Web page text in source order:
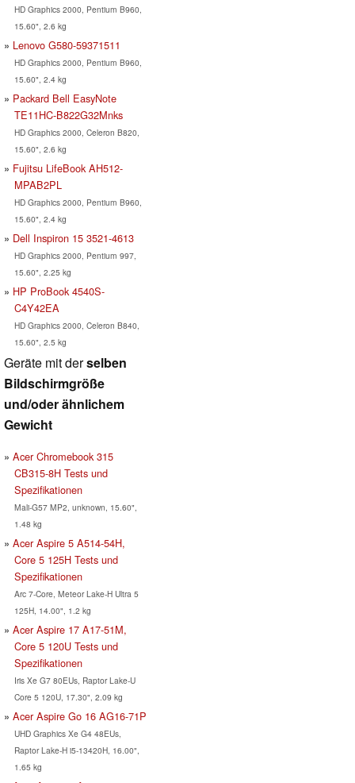
HD Graphics 2000, Pentium B960,
15.60", 2.6 kg
Lenovo G580-59371511
HD Graphics 2000, Pentium B960,
15.60", 2.4 kg
Packard Bell EasyNote
TE11HC-B822G32Mnks
HD Graphics 2000, Celeron B820,
15.60", 2.6 kg
Fujitsu LifeBook AH512-
MPAB2PL
HD Graphics 2000, Pentium B960,
15.60", 2.4 kg
Dell Inspiron 15 3521-4613
HD Graphics 2000, Pentium 997,
15.60", 2.25 kg
HP ProBook 4540S-
C4Y42EA
HD Graphics 2000, Celeron B840,
15.60", 2.5 kg
Geräte mit derselben
Bildschirmgröße
und/oder ähnlichem
Gewicht
Acer Chromebook 315
CB315-8H Tests und
Spezifikationen
Mali-G57 MP2, unknown, 15.60",
1.48 kg
Acer Aspire 5 A514-54H,
Core 5 125H Tests und
Spezifikationen
Arc 7-Core, Meteor Lake-H Ultra 5
125H, 14.00", 1.2 kg
Acer Aspire 17 A17-51M,
Core 5 120U Tests und
Spezifikationen
Iris Xe G7 80EUs, Raptor Lake-U
Core 5 120U, 17.30", 2.09 kg
Acer Aspire Go 16 AG16-71P
UHD Graphics Xe G4 48EUs,
Raptor Lake-H i5-13420H, 16.00",
1.65 kg